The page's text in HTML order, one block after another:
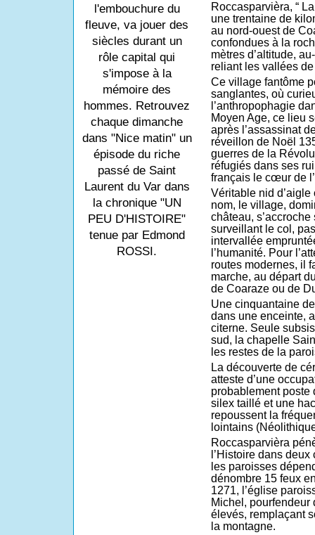
l'embouchure du
fleuve, va jouer des
siècles durant un
rôle capital qui
s'impose à la
mémoire des
hommes. Retrouvez
chaque dimanche
dans "Nice matin" un
épisode du riche
passé de Saint
Laurent du Var dans
la chronique "UN
PEU D'HISTOIRE"
tenue par Edmond
ROSSI.
Roccasparvièra, “
une trentaine de
au nord-ouest de
confondues à la
mètres d’altitude,
reliant les vallées
Ce village fantôme
sanglantes, où
l’anthropophagie
Moyen Age, ce lieu
après l’assassinat
réveillon de Noël
guerres de la
réfugiés dans ses
français le cœur de
Véritable nid d’aigle
nom, le village,
château,
surveillant le col,
intervallée
l’humanité. Pour
routes modernes, il
marche, au départ
de Coaraze ou de
Une cinquantaine
dans une enceinte,
citerne. Seule
sud, la chapelle
les restes de la
La découverte de
atteste d’une
probablement poste
silex taillé et une
repoussent la
lointains
Roccasparvièra
l’Histoire dans
les paroisses
dénombre 15 feux
1271, l’église
Michel, pourfendeur
élevés, remplaçant
la montagne.